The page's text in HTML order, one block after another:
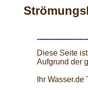
Diese Seite
Aufgrund der
Ihr Wasser.de